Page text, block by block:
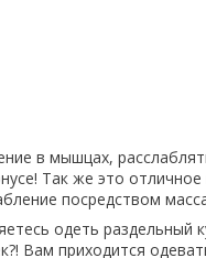
в мышцах,
Так же это
посредством
одеть раздельный
Вам приходится